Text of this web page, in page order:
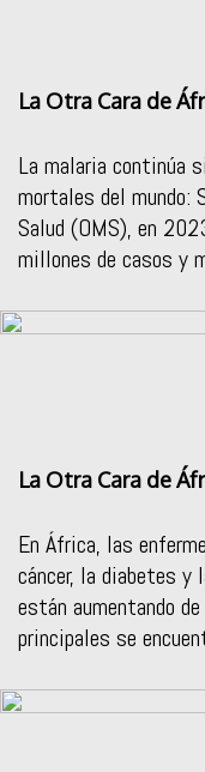
La Otra Cara de
La malaria continúa
mortales del mundo:
Salud (OMS), en
millones de casos y
La Otra Cara de
En África, las
cáncer, la diabetes y
están aumentando
principales se